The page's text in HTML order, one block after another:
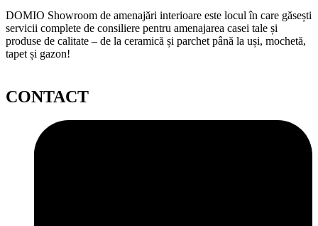
DOMIO Showroom de amenajări interioare este locul în care găsești
servicii complete de consiliere pentru amenajarea casei tale și
produse de calitate – de la ceramică și parchet până la uși, mochetă,
tapet și gazon!
CONTACT